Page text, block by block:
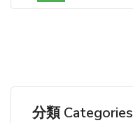
分類 Categories